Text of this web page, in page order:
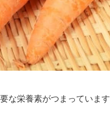
な栄養素がつまっています